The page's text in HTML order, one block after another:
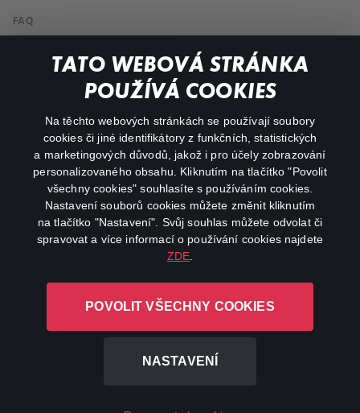
TATO WEBOVÁ STRÁNKA
POUŽÍVÁ COOKIES
Na těchto webových stránkách se používají soubory
cookies či jiné identifikátory z funkčních, statistických
a marketingových důvodů, jakož i pro účely zobrazování
personalizovaného obsahu. Kliknutím na tlačítko "Povolit
všechny cookies" souhlasíte s používáním cookies.
Nastavení souborů cookies můžete změnit kliknutím
na tlačítko "Nastavení". Svůj souhlas můžete odvolat či
spravovat a více informací o používání cookies najdete
ZDE
POVOLIT VŠECHNY COOKIES
NASTAVENÍ
FAQ
My profile
facebookinstagram
youtube
L-1246 Luxembourg R.C.S.